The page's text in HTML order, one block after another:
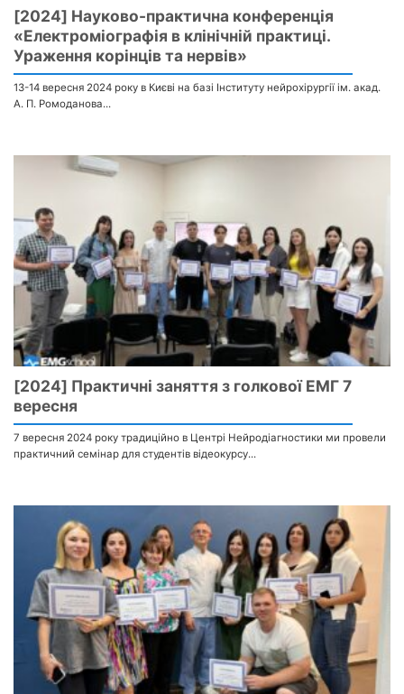
[2024] Науково-практична конференція
«Електроміографія в клінічній практиці.
Ураження корінців та нервів»
13-14 вересня 2024 року в Києві на базі Інституту нейрохірургії ім. акад.
А. П. Ромоданова...
[2024] Практичні заняття з голкової ЕМГ 7
вересня
7 вересня 2024 року традиційно в Центрі Нейродіагностики ми провели
практичний семінар для студентів відеокурсу...